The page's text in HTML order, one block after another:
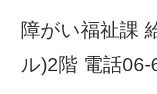
障がい福祉課
ル)2階 電話